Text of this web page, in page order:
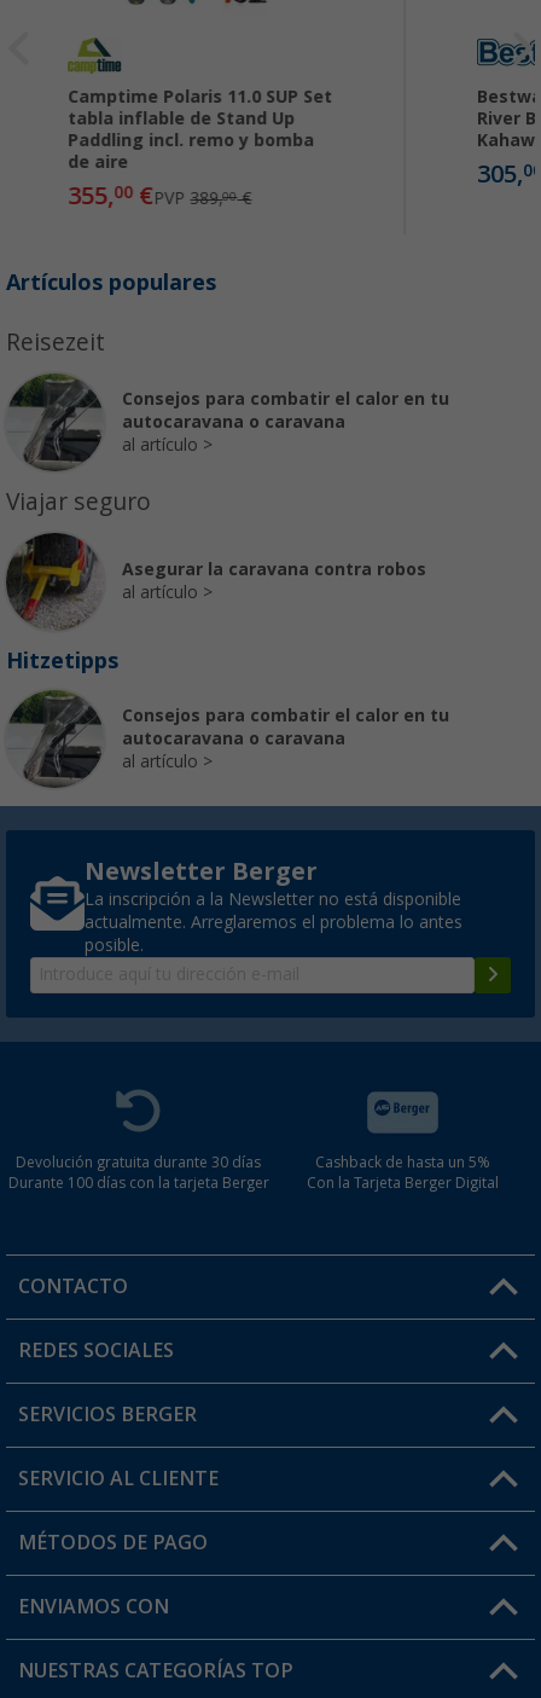
Camptime Polaris 11.0 SUP Set
tabla inflable de Stand Up
Paddling incl. remo y bomba
de aire
355,00 €PVP389,00€
River
305,
Artículos populares
Reisezeit
Consejos para combatir el calor en tu
autocaravana o caravana
al artículo
Viajar seguro
Asegurar la caravana contra robos
al artículo
Hitzetipps
Consejos para combatir el calor en tu
autocaravana o caravana
al artículo
Newsletter Berger
La inscripción a la Newsletter no está disponible
actualmente. Arreglaremos el problema lo antes
posible.
Devolución gratuita durante 30 días
Durante 100 días con la tarjeta Berger
Cashback de hasta un 5%
Con la Tarjeta Berger Digital
CONTACTO
Horario de atención al cliente:
¿Tienes alguna duda?
REDES SOCIALES
SERVICIOS BERGER
Conviértete en distribuidor
Mi cuenta
Tarjeta Berger Digital
SERVICIO AL CLIENTE
FAQ y Contacto
Información de envío
MÉTODOS DE PAGO
ENVIAMOS CON
NUESTRAS CATEGORÍAS TOP